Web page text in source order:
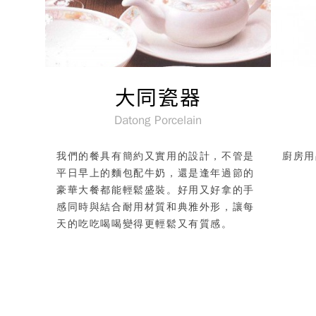
大同瓷器
Datong Porcelain
我們的餐具有簡約又實用的設計，不管是
平日早上的麵包配牛奶，還是逢年過節的
豪華大餐都能輕鬆盛裝。好用又好拿的手
感同時與結合耐用材質和典雅外形，讓每
天的吃吃喝喝變得更輕鬆又有質感。
廚房